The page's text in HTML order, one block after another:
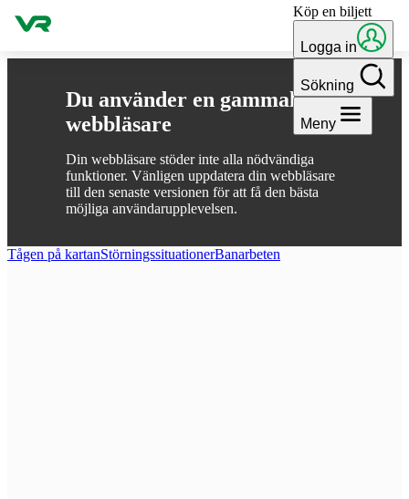
Du använder en gammal
webbläsare
Din webbläsare stöder inte alla nödvändiga
funktioner. Vänligen uppdatera din webbläsare
till den senaste versionen för att få den bästa
möjliga användarupplevelsen.
Gå till innehållet Köp en biljett
Logga in
Sökning
Meny
Tågen på kartanStörnings­situationerBan­arbeten